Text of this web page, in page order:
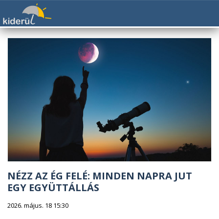
NÉZZ AZ ÉG FELÉ: MINDEN NAPRA JUT
EGY EGYÜTTÁLLÁS
2026. május. 18 15:30